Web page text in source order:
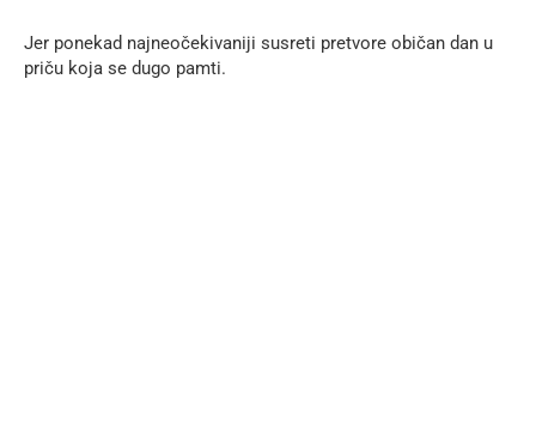
Jer ponekad najneočekivaniji susreti pretvore običan dan u
priču koja se dugo pamti.